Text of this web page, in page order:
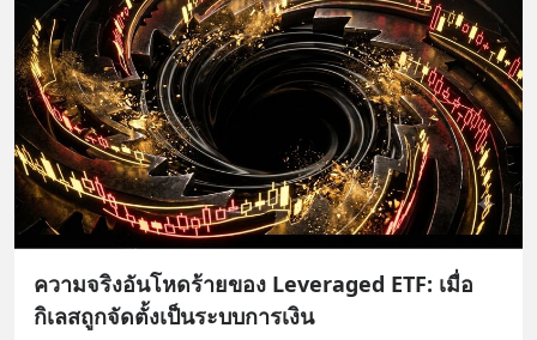
ความจริงอันโหดร้ายของ Leveraged ETF: เมื่อ
กิเลสถูกจัดตั้งเป็นระบบการเงิน